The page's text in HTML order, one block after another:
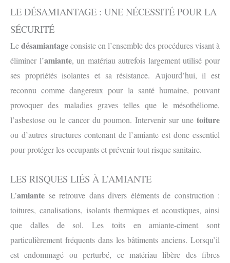
LE DÉSAMIANTAGE : UNE NÉCESSITÉ POUR LA
SÉCURITÉ
Ledésamiantageconsiste en l’ensemble des procédures visant à
éliminer l’amiante, un matériau autrefois largement utilisé pour
ses propriétés isolantes et sa résistance. Aujourd’hui, il est
reconnu comme dangereux pour la santé humaine, pouvant
provoquer des maladies graves telles que le mésothéliome,
l’asbestose ou le cancer du poumon. Intervenir sur une toiture
ou d’autres structures contenant de l’amiante est donc essentiel
pour protéger les occupants et prévenir tout risque sanitaire.
LES RISQUES LIÉS À L’AMIANTE
L’amiante se retrouve dans divers éléments de construction :
toitures, canalisations, isolants thermiques et acoustiques, ainsi
que dalles de sol. Les toits en amiante-ciment sont
particulièrement fréquents dans les bâtiments anciens. Lorsqu’il
est endommagé ou perturbé, ce matériau libère des fibres